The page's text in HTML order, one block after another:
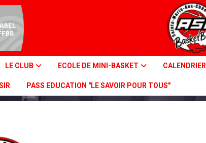
LE CLUB ECOLE DE MINI-BASKET CALENDRIER
PASS EDUCATION "LE SAVOIR POUR TOUS"